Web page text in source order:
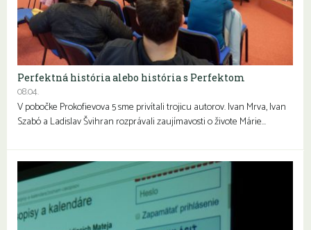
Perfektná história alebo história s Perfektom
08.04.
V pobočke Prokofievova 5 sme privítali trojicu autorov. Ivan Mrva, Ivan
Szabó a Ladislav Švihran rozprávali zaujímavosti o živote Márie…